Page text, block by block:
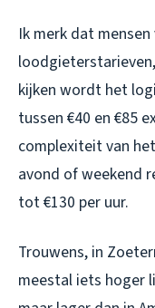
Ik merk dat
kijken wordt het
tussen €40 en €85
complexiteit van
avond of weekend
tot €130 per uur.
Trouwens, in
meestal iets hoger